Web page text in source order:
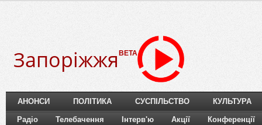
Запоріжжя BETA
АНОНСИ ПОЛІТИКА СУСПІЛЬСТВО КУЛЬТУРА
Радіо Телебачення Інтерв'ю Акції Конференції